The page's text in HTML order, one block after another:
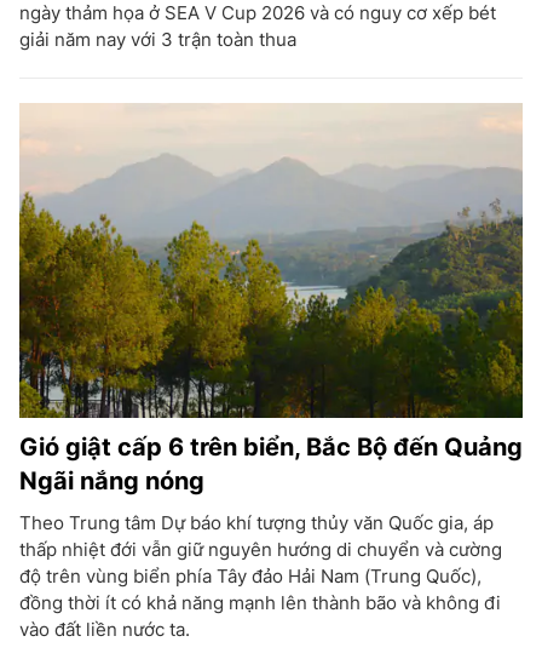
ngày thảm họa ở SEA V Cup 2026 và có nguy cơ xếp bét
giải năm nay với 3 trận toàn thua
Gió giật cấp 6 trên biển, Bắc Bộ đến Quảng
Ngãi nắng nóng
Theo Trung tâm Dự báo khí tượng thủy văn Quốc gia, áp
thấp nhiệt đới vẫn giữ nguyên hướng di chuyển và cường
độ trên vùng biển phía Tây đảo Hải Nam (Trung Quốc),
đồng thời ít có khả năng mạnh lên thành bão và không đi
vào đất liền nước ta.